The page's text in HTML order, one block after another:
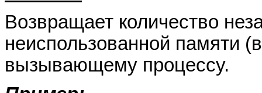
Возвращает количество
неиспользованной памяти
вызывающему процессу.